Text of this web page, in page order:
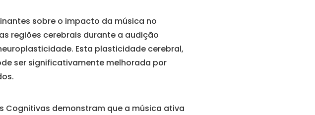
sobre o impacto da música no
regiões cerebrais durante a audição
Esta plasticidade cerebral,
ser significativamente melhorada por
Cognitivas demonstram que a música ativa